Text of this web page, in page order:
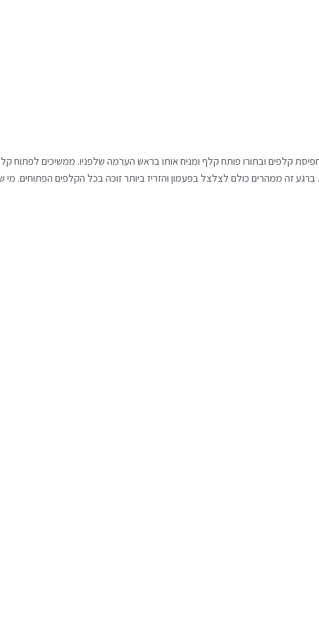
קלפים ובתורו פותח קלף ומניח אותו בראש הערמה שלפניו. ממשיכים לפתוח
זה ממהרים כולם לצלצל בפעמון והזריז ביותר זוכה בכל הקלפים הפתוחים.